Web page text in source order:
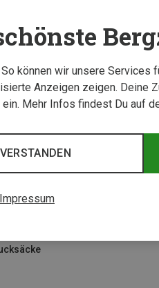
können wir unsere Services
Anzeigen zeigen. Deine
ein. Mehr Infos findest Du auf
Impressum